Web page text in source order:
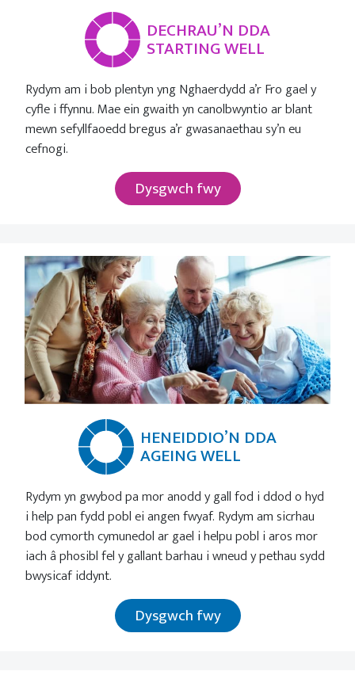
DECHRAU’N DDA
STARTING WELL
Rydym am i bob plentyn yng Nghaerdydd a’r Fro gael y
cyfle i ffynnu. Mae ein gwaith yn canolbwyntio ar blant
mewn sefyllfaoedd bregus a’r gwasanaethau sy’n eu
cefnogi.
Dysgwch fwy
HENEIDDIO’N DDA
AGEING WELL
Rydym yn gwybod pa mor anodd y gall fod i ddod o hyd
i help pan fydd pobl ei angen fwyaf. Rydym am sicrhau
bod cymorth cymunedol ar gael i helpu pobl i aros mor
iach â phosibl fel y gallant barhau i wneud y pethau sydd
bwysicaf iddynt.
Dysgwch fwy